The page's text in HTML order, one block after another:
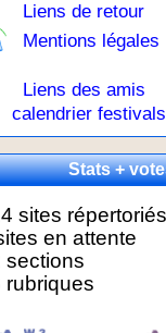
Liens de retour
Mentions légales
Liens des amis
calendrier
Stats +
sites répertoriés
en attente
sections
rubriques